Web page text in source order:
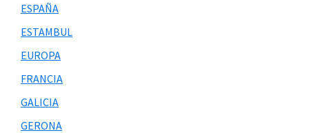
ESPAÑA
ESTAMBUL
EUROPA
FRANCIA
GALICIA
GERONA